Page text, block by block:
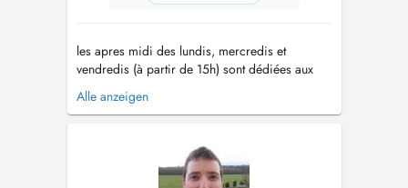
les apres midi des lundis, mercredis et
vendredis (à partir de 15h) sont dédiées aux
urgences (vous pouvez prendre rdv en ligne ou
en m'envoyant un mail
jeudis des creneaux d'urgences sont
disponibles entre 12h30 et 14h (en ligne ou
demande par mail) En...
Alle anzeigen